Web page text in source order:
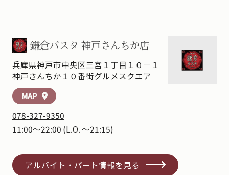
鎌倉パスタ 神戸さんちか店
兵庫県神戸市中央区三宮１丁目１０－１
神戸さんちか１０番街グルメスクエア
MAP location_on
078-327-9350
11:00～22:00 (L.O. ～21:15)
アルバイト・パート情報を見る